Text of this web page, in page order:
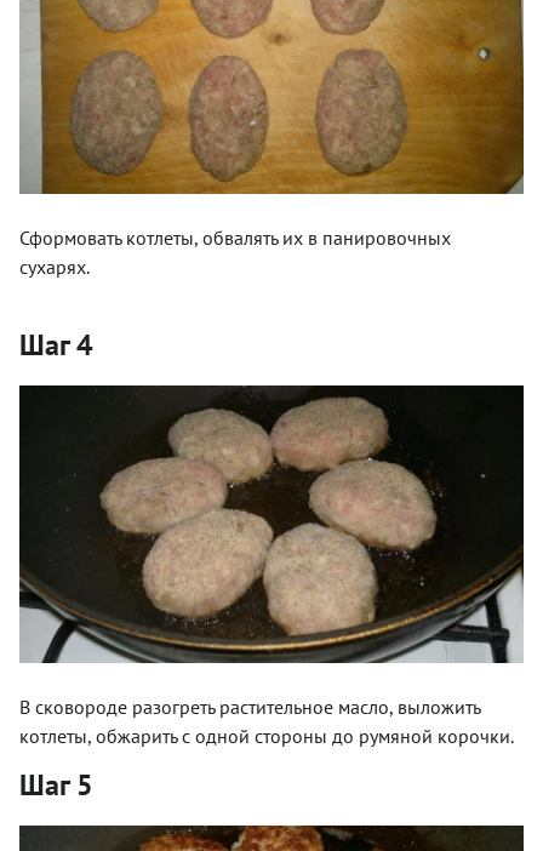
Сформовать котлеты, обвалять их в панировочных
сухарях.
Шаг 4
В сковороде разогреть растительное масло, выложить
котлеты, обжарить с одной стороны до румяной корочки.
Шаг 5